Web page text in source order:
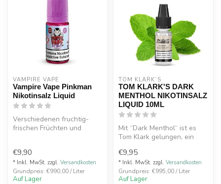
VAMPIRE VAPE
Vampire Vape Pinkman
Nikotinsalz Liquid
Verschiedenen fruchtig-
frischen Früchten und
Stä...
€9,90
* Inkl. MwSt. zzgl. Versandkosten
Grundpreis: €990,00 / Liter
Auf Lager
TOM KLARK`S
TOM KLARK'S DARK
MENTHOL NIKOTINSALZ
LIQUID 10ML
Mit “Dark Menthol“ ist es
Tom Klark gelungen, ein
Liqui...
€9,95
* Inkl. MwSt. zzgl. Versandkosten
Grundpreis: €995,00 / Liter
Auf Lager